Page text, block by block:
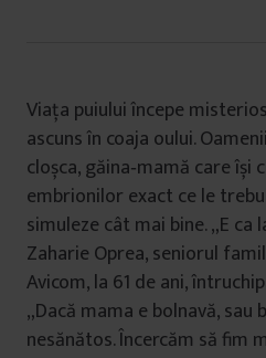
Viața puiului începe
ascuns în coaja oului.
cloșca, găina‑mamă care
embrionilor exact ce le
simuleze cât mai bine. „E ca
Zaharie Oprea, seniorul
Avicom, la 61 de ani,
„Dacă mama e bolnavă, sau
nesănătos. Încercăm să fim